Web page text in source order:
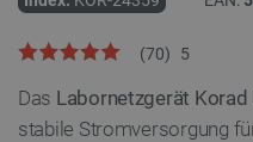
5
(70)
Das Labornetzgerät Korad
stabile Stromversorgung